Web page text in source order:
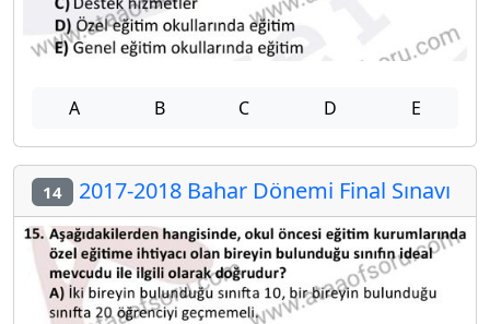
A B C D E
14 2017-2018 Bahar Dönemi Final Sınavı